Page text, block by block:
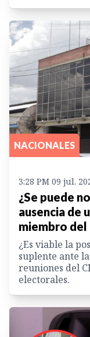
NACIONALES
3:28 PM 09 jul.
¿Se puede
ausencia de
miembro del
¿Es viable la
suplente ante
reuniones del
electorales.